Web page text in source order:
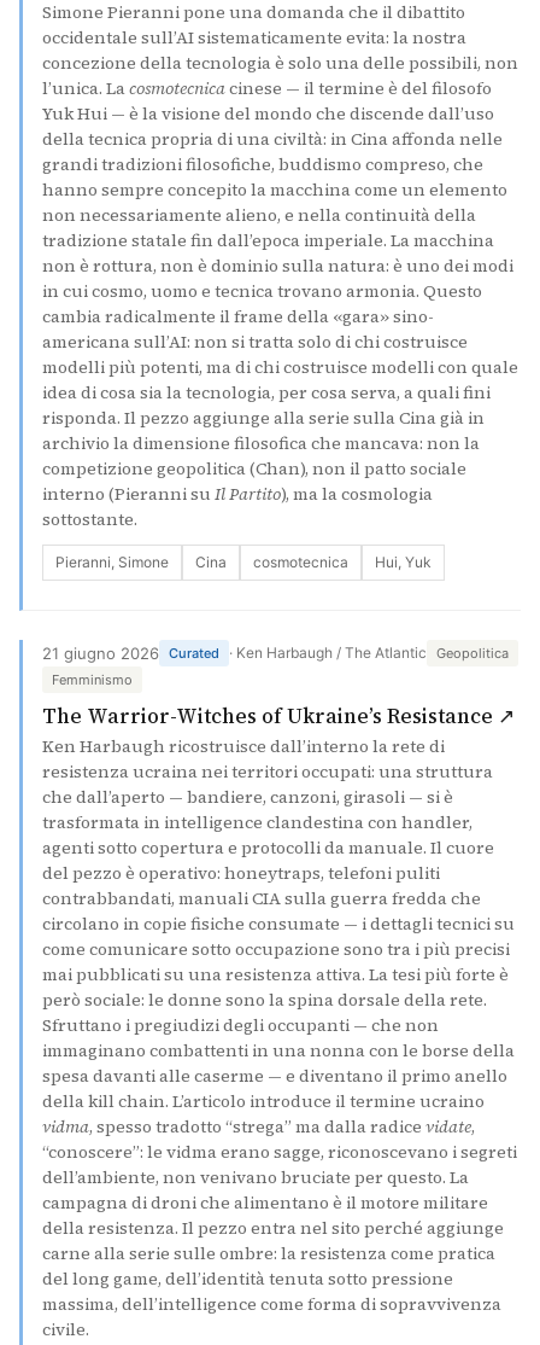
Simone Pieranni pone una domanda che il dibattito
occidentale sull’AI sistematicamente evita: la nostra
concezione della tecnologia è solo una delle possibili, non
l’unica. Lacosmotecnicacinese — il termine è del filosofo
Yuk Hui — è la visione del mondo che discende dall’uso
della tecnica propria di una civiltà: in Cina affonda nelle
grandi tradizioni filosofiche, buddismo compreso, che
hanno sempre concepito la macchina come un elemento
non necessariamente alieno, e nella continuità della
tradizione statale fin dall’epoca imperiale. La macchina
non è rottura, non è dominio sulla natura: è uno dei modi
in cui cosmo, uomo e tecnica trovano armonia. Questo
cambia radicalmente il frame della «gara» sino-
americana sull’AI: non si tratta solo di chi costruisce
modelli più potenti, ma di chi costruisce modelli con quale
idea di cosa sia la tecnologia, per cosa serva, a quali fini
risponda. Il pezzo aggiunge alla serie sulla Cina già in
archivio la dimensione filosofica che mancava: non la
competizione geopolitica (Chan), non il patto sociale
interno (Pieranni su Il Partito), ma la cosmologia
sottostante.
Pieranni, Simone Cina cosmotecnica Hui, Yuk
21 giugno 2026 Curated · Ken Harbaugh / The Atlantic
Geopolitica
Femminismo
The Warrior-Witches of Ukraine’s Resistance ↗
Ken Harbaugh ricostruisce dall’interno la rete di
resistenza ucraina nei territori occupati: una struttura
che dall’aperto — bandiere, canzoni, girasoli — si è
trasformata in intelligence clandestina con handler,
agenti sotto copertura e protocolli da manuale. Il cuore
del pezzo è operativo: honeytraps, telefoni puliti
contrabbandati, manuali CIA sulla guerra fredda che
circolano in copie fisiche consumate — i dettagli tecnici su
come comunicare sotto occupazione sono tra i più precisi
mai pubblicati su una resistenza attiva. La tesi più forte è
però sociale: le donne sono la spina dorsale della rete.
Sfruttano i pregiudizi degli occupanti — che non
immaginano combattenti in una nonna con le borse della
spesa davanti alle caserme — e diventano il primo anello
della kill chain. L’articolo introduce il termine ucraino
vidma, spesso tradotto “strega” ma dalla radice vidate,
“conoscere”: le vidma erano sagge, riconoscevano i segreti
dell’ambiente, non venivano bruciate per questo. La
campagna di droni che alimentano è il motore militare
della resistenza. Il pezzo entra nel sito perché aggiunge
carne alla serie sulle ombre: la resistenza come pratica
del long game, dell’identità tenuta sotto pressione
massima, dell’intelligence come forma di sopravvivenza
civile.